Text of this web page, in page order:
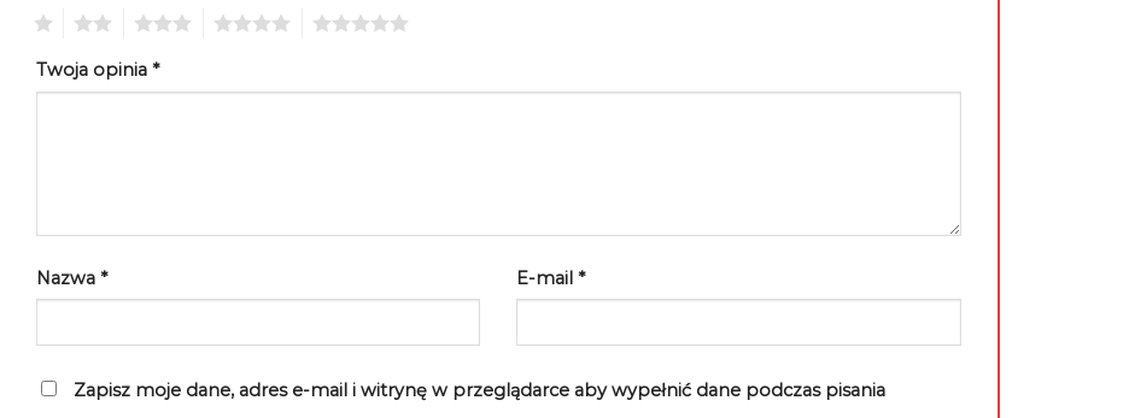
Twoja opinia *
Nazwa * E-mail*
Zapisz moje dane, adres e-mail i witrynę w przeglądarce aby wypełnić dane podczas pisania